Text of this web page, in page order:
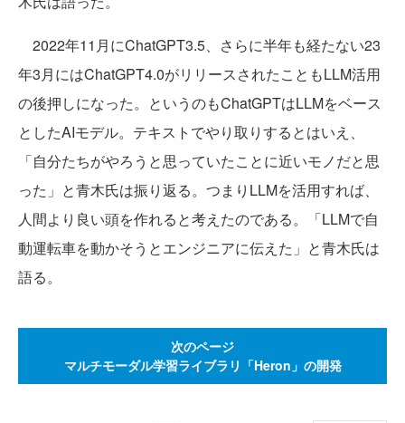
2022年11月にChatGPT3.5、さらに半年も経たない23
年3月にはChatGPT4.0がリリースされたこともLLM活用
の後押しになった。というのもChatGPTはLLMをベース
としたAIモデル。テキストでやり取りするとはいえ、
「自分たちがやろうと思っていたことに近いモノだと思
った」と青木氏は振り返る。つまりLLMを活用すれば、
人間より良い頭を作れると考えたのである。「LLMで自
動運転車を動かそうとエンジニアに伝えた」と青木氏は
語る。
次のページ
マルチモーダル学習ライブラリ「Heron」の開発